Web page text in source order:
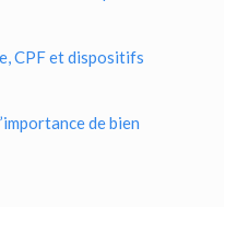
CPF et dispositifs
de bien